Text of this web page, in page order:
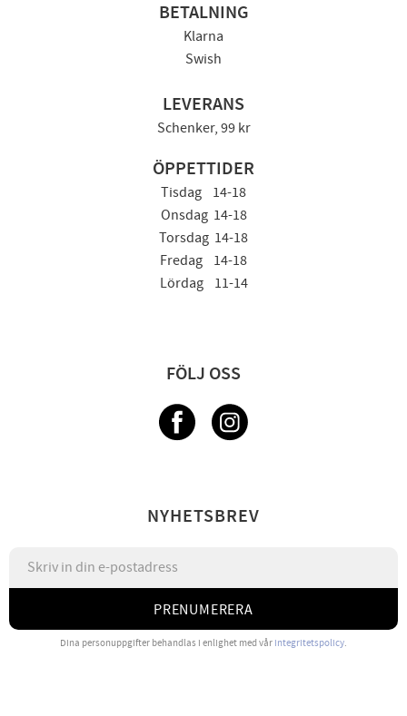
BETALNING
Klarna
Swish
LEVERANS
Schenker, 99 kr
ÖPPETTIDER
Tisdag 14-18
Onsdag 14-18
Torsdag 14-18
Fredag 14-18
Lördag 11-14
FÖLJ OSS
NYHETSBREV
PRENUMERERA
Dina personuppgifter behandlas i enlighet med vår integritetspolicy.